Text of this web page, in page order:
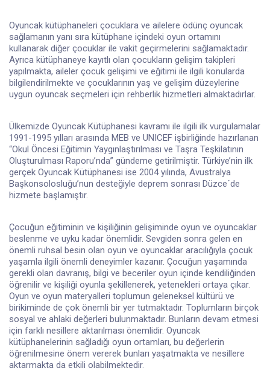
Oyuncak kütüphaneleri çocuklara ve ailelere ödünç oyuncak
sağlamanın yanı sıra kütüphane içindeki oyun ortamını
kullanarak diğer çocuklar ile vakit geçirmelerini sağlamaktadır.
Ayrıca kütüphaneye kayıtlı olan çocukların gelişim takipleri
yapılmakta, aileler çocuk gelişimi ve eğitimi ile ilgili konularda
bilgilendirilmekte ve çocuklarının yaş ve gelişim düzeylerine
uygun oyuncak seçmeleri için rehberlik hizmetleri almaktadırlar.
Ülkemizde Oyuncak Kütüphanesi kavramı ile ilgili ilk vurgulamalar
1991-1995 yılları arasında MEB ve UNICEF işbirliğinde hazırlanan
“Okul Öncesi Eğitimin Yaygınlaştırılması ve Taşra Teşkilatının
Oluşturulması Raporu’nda” gündeme getirilmiştir. Türkiye’nin ilk
gerçek Oyuncak Kütüphanesi ise 2004 yılında, Avustralya
Başkonsolosluğu’nun desteğiyle deprem sonrası Düzce´de
hizmete başlamıştır.
Çocuğun eğitiminin ve kişiliğinin gelişiminde oyun ve oyuncaklar
beslenme ve uyku kadar önemlidir. Sevgiden sonra gelen en
önemli ruhsal besin olan oyun ve oyuncaklar aracılığıyla çocuk
yaşamla ilgili önemli deneyimler kazanır. Çocuğun yaşamında
gerekli olan davranış, bilgi ve beceriler oyun içinde kendiliğinden
öğrenilir ve kişiliği oyunla şekillenerek, yetenekleri ortaya çıkar.
Oyun ve oyun materyalleri toplumun geleneksel kültürü ve
birikiminde de çok önemli bir yer tutmaktadır. Toplumların birçok
sosyal ve ahlaki değerleri bulunmaktadır. Bunların devam etmesi
için farklı nesillere aktarılması önemlidir. Oyuncak
kütüphanelerinin sağladığı oyun ortamları, bu değerlerin
öğrenilmesine önem vererek bunları yaşatmakta ve nesillere
aktarmakta da etkili olabilmektedir.